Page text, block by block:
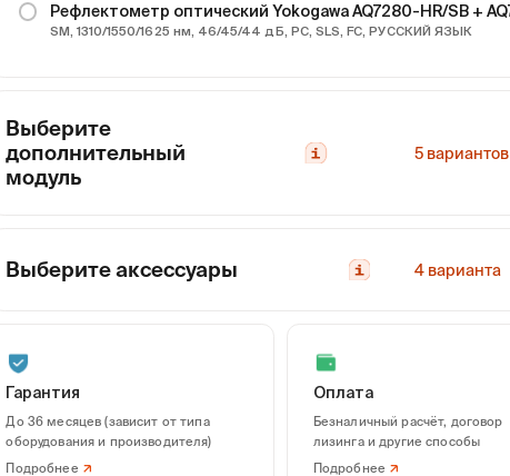
Рефлектометр оптический Yokogawa AQ7280-HR/SB +
SM, 1310/1550/1625 нм, 46/45/44 дБ, PC, SLS, FC, РУССКИЙ ЯЗЫК
Выберите
дополнительный
модуль
5 вариантов
OPM Yokogawa AQ2780-
Модуль OPM Yokogawa AQ2781-
Выберите аксессуары 4 варианта
Гарантия
До 36 месяцев (зависит от типа
оборудования и производителя)
Подробнее
Оплата
Безналичный расчёт, договор
лизинга и другие способы
Подробнее